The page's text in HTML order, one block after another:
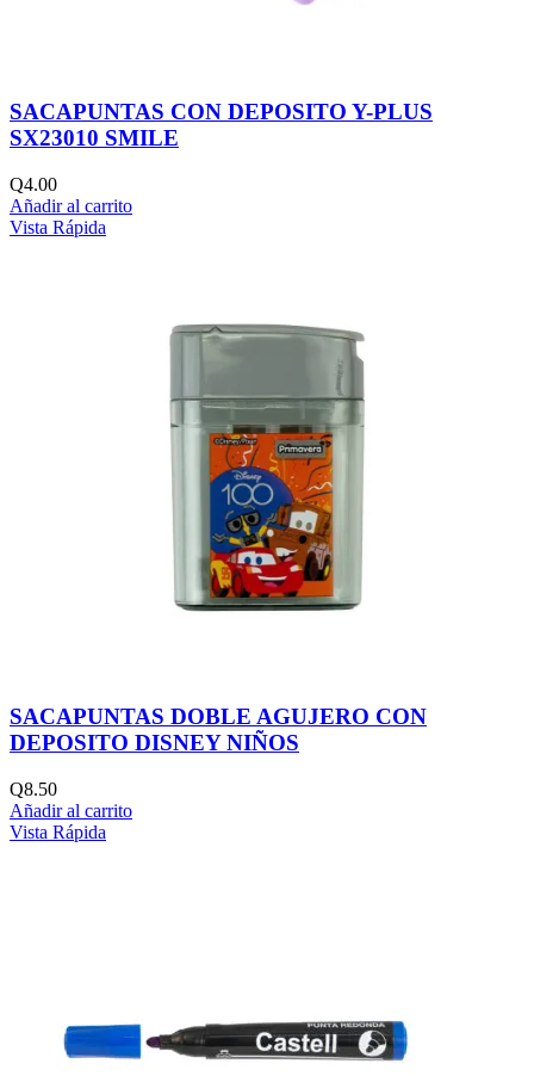
SACAPUNTAS CON DEPOSITO Y-PLUS
SX23010 SMILE
Q4.00
Añadir al carrito
Vista Rápida
SACAPUNTAS DOBLE AGUJERO CON
DEPOSITO DISNEY NIÑOS
Q8.50
Añadir al carrito
Vista Rápida